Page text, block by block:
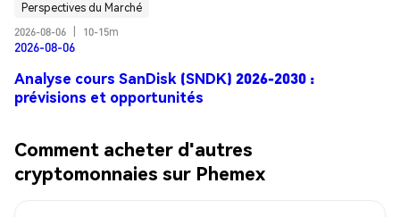
Perspectives du Marché
2026-08-06
10-15m
2026-08-06
Analyse cours SanDisk (SNDK) 2026-2030 :
prévisions et opportunités
Comment acheter d'autres
cryptomonnaies sur Phemex